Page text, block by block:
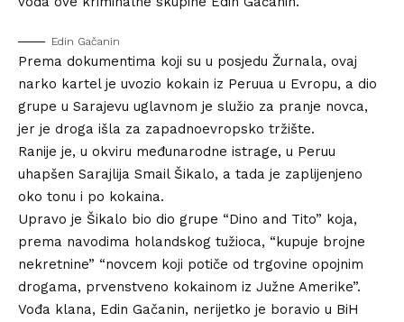
Edin Gačanin
Prema dokumentima koji su u posjedu Žurnala, ovaj
narko kartel je uvozio kokain iz Peruua u Evropu, a dio
grupe u Sarajevu uglavnom je služio za pranje novca,
jer je droga išla za zapadnoevropsko tržište.
Ranije je, u okviru međunarodne istrage, u Peruu
uhapšen Sarajlija Smail Šikalo, a tada je zaplijenjeno
oko tonu i po kokaina.
Upravo je Šikalo bio dio grupe “Dino and Tito” koja,
prema navodima holandskog tužioca, “kupuje brojne
nekretnine” “novcem koji potiče od trgovine opojnim
drogama, prvenstveno kokainom iz Južne Amerike”.
Vođa klana, Edin Gačanin, nerijetko je boravio u BiH